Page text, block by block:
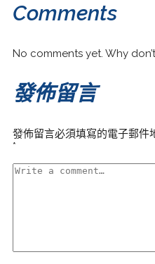
Comments
No comments yet. Why
發佈留言
發佈留言必須填寫的電子郵件
*